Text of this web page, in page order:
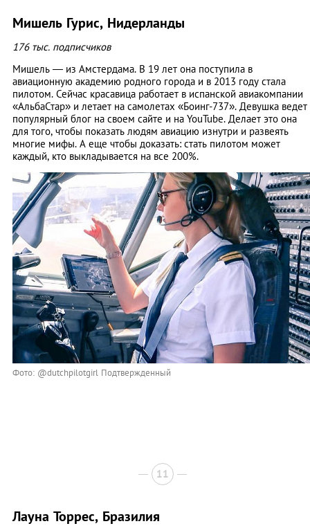
Мишель Гурис, Нидерланды
176 тыс. подписчиков
Мишель — из Амстердама. В 19 лет она поступила в
авиационную академию родного города и в 2013 году стала
пилотом. Сейчас красавица работает в испанской авиакомпании
«АльбаСтар» и летает на самолетах «Боинг-737». Девушка ведет
популярный блог на своем сайте и на YouTube. Делает это она
для того, чтобы показать людям авиацию изнутри и развеять
многие мифы. А еще чтобы доказать: стать пилотом может
каждый, кто выкладывается на все 200%.
Фото: @dutchpilotgirl Подтвержденный
11
Лауна Торрес, Бразилия